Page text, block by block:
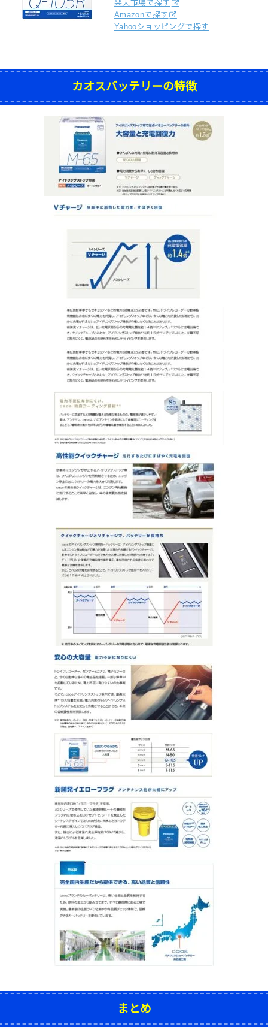
楽天市場で探す
Amazonで探す
Yahooショッピングで探す
カオスバッテリーの特徴
まとめ